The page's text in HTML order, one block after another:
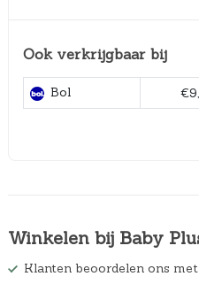
Ook verkrijgbaar bij
Bol
Winkelen bij Baby
Klanten beoordelen ons